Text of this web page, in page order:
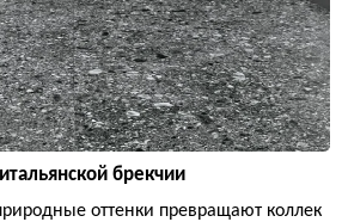
брекчии
оттенки превращают коллек